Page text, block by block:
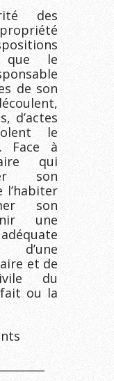
des
que le
de son
d’actes
le
Face à
qui
son
l’habiter
son
une
et de
du
ou la